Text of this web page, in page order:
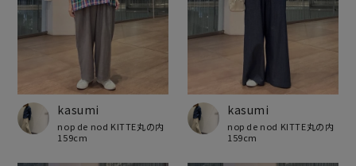
kasumi
nop de nod KITTE丸の内
159cm
kasumi
nop de nod KITTE丸の内
159cm